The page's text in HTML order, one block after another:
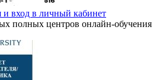
вход в личный кабинет
полных центров онлайн-обучения